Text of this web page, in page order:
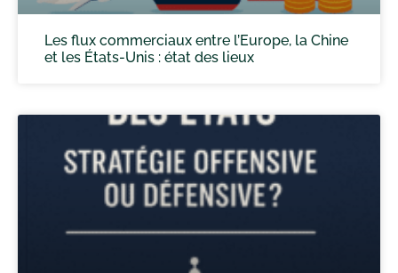
Les flux commerciaux entre l’Europe, la Chine
et les États-Unis : état des lieux